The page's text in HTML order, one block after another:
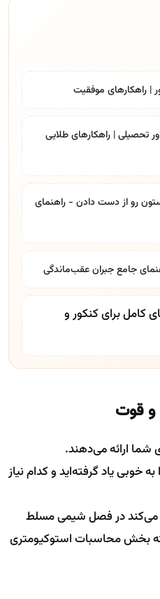
| راهکارهای موفقیت
تحصیلی | راهکارهای طلایی
رو از دست دادن - راهنمای
جامع جبران عقب‌ماندگی
کامل برای کنکور و
شما ارائه می‌دهند.
یاد گرفته‌اید و کدام نیاز
می‌کند در فصل شیمی مسلط
بخش محاسبات استوکیومتری